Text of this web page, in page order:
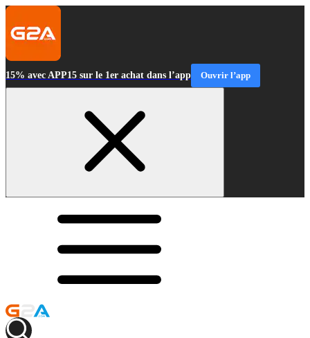
15% avec APP15 sur le 1er achat dans l’app Ouvrir l’app